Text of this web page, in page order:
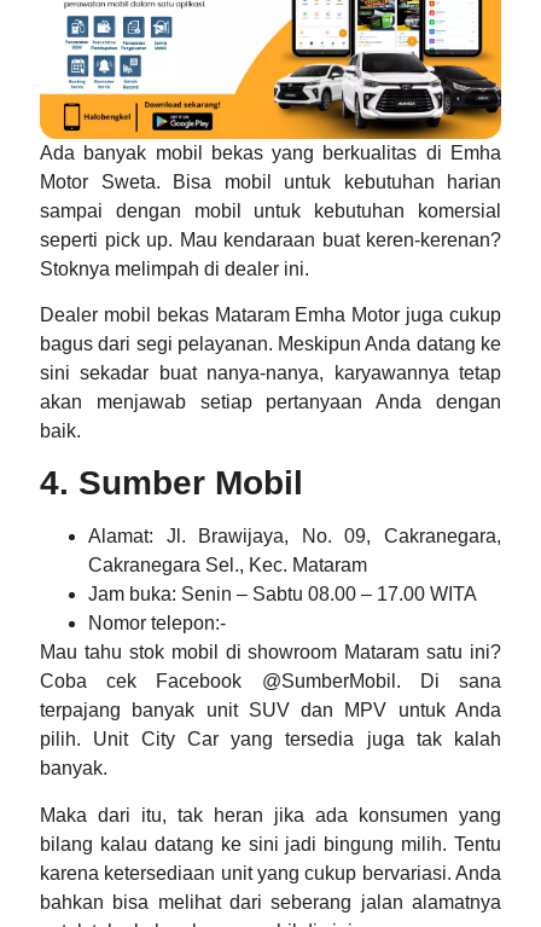
Ada banyak mobil bekas yang berkualitas di Emha
Motor Sweta. Bisa mobil untuk kebutuhan harian
sampai dengan mobil untuk kebutuhan komersial
seperti pick up. Mau kendaraan buat keren-kerenan?
Stoknya melimpah di dealer ini.
Dealer mobil bekas Mataram Emha Motor juga cukup
bagus dari segi pelayanan. Meskipun Anda datang ke
sini sekadar buat nanya-nanya, karyawannya tetap
akan menjawab setiap pertanyaan Anda dengan
baik.
4. Sumber Mobil
Alamat: Jl. Brawijaya, No. 09, Cakranegara,
Cakranegara Sel., Kec. Mataram
Jam buka: Senin – Sabtu 08.00 – 17.00 WITA
Nomor telepon:-
Mau tahu stok mobil dishowroom Mataramsatu ini?
Coba cek Facebook @SumberMobil. Di sana
terpajang banyak unit SUV dan MPV untuk Anda
pilih. Unit City Car yang tersedia juga tak kalah
banyak.
Maka dari itu, tak heran jika ada konsumen yang
bilang kalau datang ke sini jadi bingung milih. Tentu
karena ketersediaan unit yang cukup bervariasi. Anda
bahkan bisa melihat dari seberang jalan alamatnya